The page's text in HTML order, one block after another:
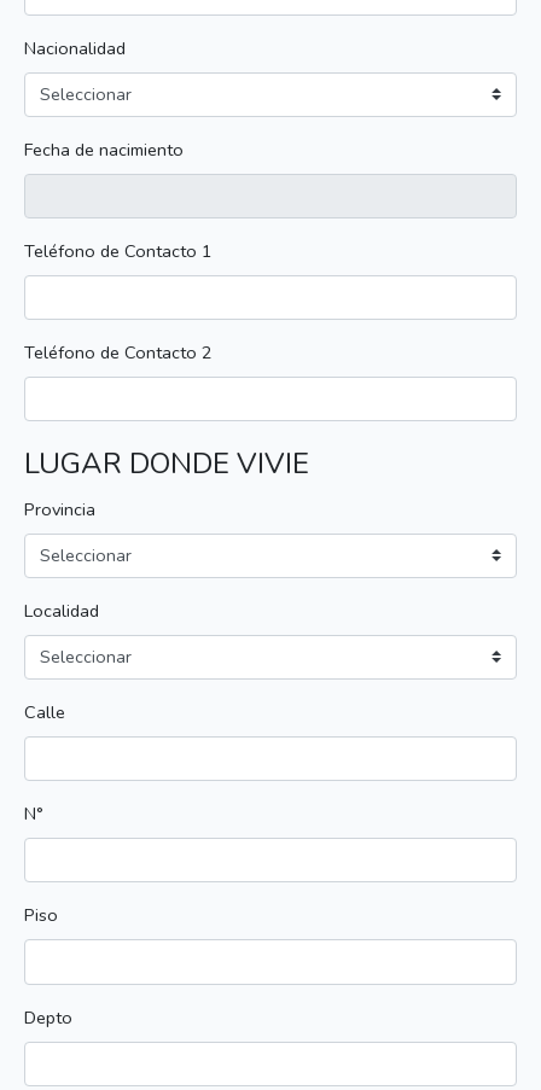
Nacionalidad
Fecha de nacimiento
Teléfono de Contacto 1
Teléfono de Contacto 2
LUGAR DONDE VIVIE
Provincia
Localidad
Calle
N°
Piso
Depto